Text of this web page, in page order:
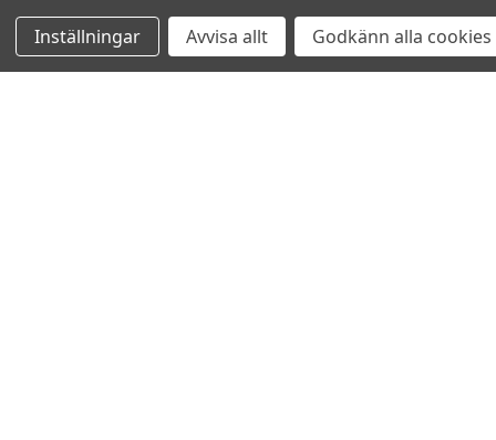
Inställningar Avvisa allt Godkänn alla cookies